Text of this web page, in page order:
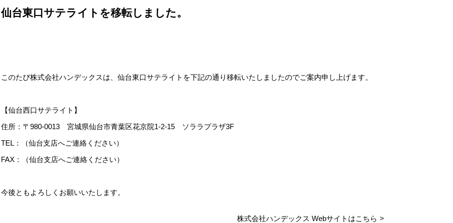
仙台東口サテライトを移転しました。
このたび株式会社ハンデックスは、仙台東口サテライトを下記の通り移転いたしましたのでご案内申し上げます。
【仙台西口サテライト】
住所：〒980-0013 宮城県仙台市青葉区花京院1-2-15 ソララプラザ3F
TEL：（仙台支店へご連絡ください）
FAX：（仙台支店へご連絡ください）
今後ともよろしくお願いいたします。
株式会社ハンデックス Webサイトはこちら